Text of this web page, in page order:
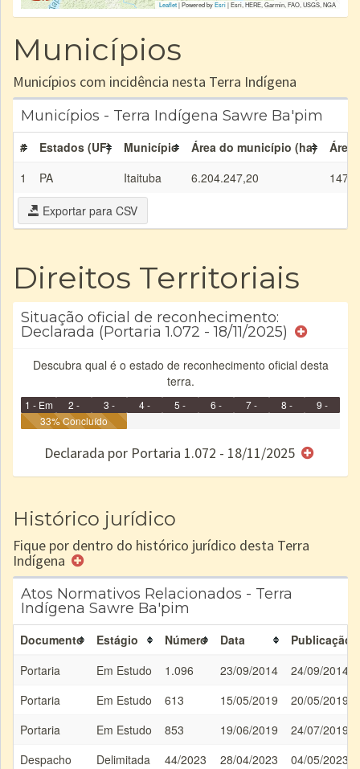
Leaflet| Powered byEsri|Esri, HERE, Garmin, FAO, USGS, NGA
Municípios
Municípios com incidência nesta Terra Indígena
Municípios - Terra Indígena Sawre Ba'pim
# Estados (UF) Município Área do município (ha)
Área
1
PA Itaituba 6.204.247,20
Exportar para CSV
Direitos Territoriais
Situação oficial de reconhecimento:
Declarada (Portaria 1.072 - 18/11/2025)
Descubra qual é o estado de reconhecimento oficial desta
terra.
1 - Em
Identificação
2 -
Identificada
3 -
Declarada
4 -
5 -
6 -
e/ou
7 -
8 -
9 -
33% Concluído
Declarada por Portaria 1.072 - 18/11/2025
Histórico jurídico
Fique por dentro do histórico jurídico desta Terra
Indígena
Atos Normativos Relacionados - Terra
Indígena Sawre Ba'pim
Documento Estágio Número Data
Publicação
Portaria
Em Estudo 1.096 23/09/2014
24/09/2014
Portaria
Em Estudo 613 15/05/2019
20/05/2019
Portaria
Em Estudo 853 19/06/2019
24/07/2019
Despacho
Delimitada 44/2023 28/04/2023 04/05/2023